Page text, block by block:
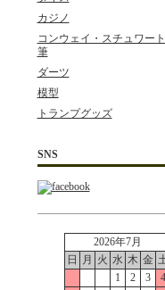
カジノ
コンウェイ・スチュワー
筆
ダーツ
模型
トランプグッズ
SNS
2026年7月
日
月 火 水 木 金
1
2 3
4